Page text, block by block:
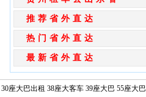
推荐省外直达
热门省外直达
最新省外直达
30座大巴出租 38座大客车 39座大巴 55座大巴